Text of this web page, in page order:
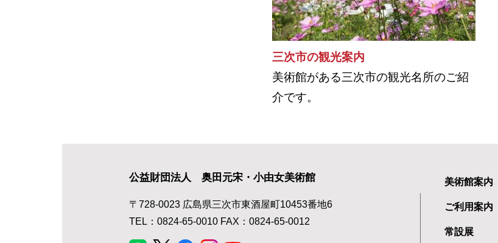
三次市の観光案内
美術館がある三次市の観光名所のご紹
介です。
公益財団法人 奥田元宋・小由女美術館
〒728-0023 広島県三次市東酒屋町10453番地6
TEL：0824-65-0010 FAX：0824-65-0012
美術館案内
ご利用案内
常設展